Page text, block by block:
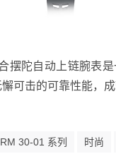
摆陀自动上链腕表
可击的可靠性能，
RM 30-01 系列 时尚